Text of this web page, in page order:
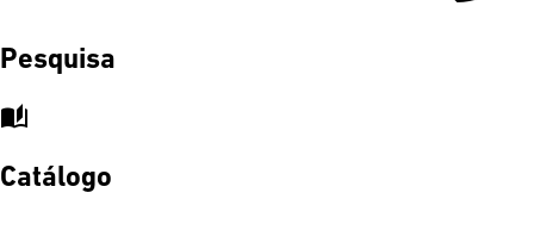
Pesquisa
auto_stories
Catálogo